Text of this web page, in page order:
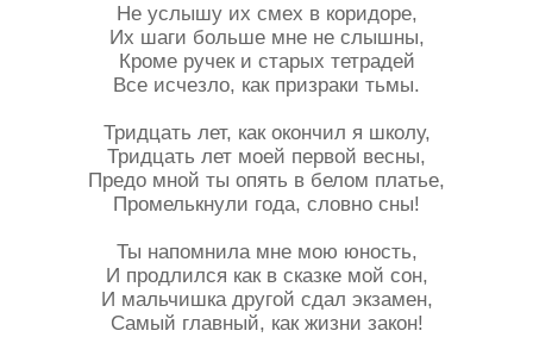
Не услышу их смех в коридоре,
Их шаги больше мне не слышны,
Кроме ручек и старых тетрадей
Все исчезло, как призраки тьмы.
Тридцать лет, как окончил я школу,
Тридцать лет моей первой весны,
Предо мной ты опять в белом платье,
Промелькнули года, словно сны!
Ты напомнила мне мою юность,
И продлился как в сказке мой сон,
И мальчишка другой сдал экзамен,
Самый главный, как жизни закон!